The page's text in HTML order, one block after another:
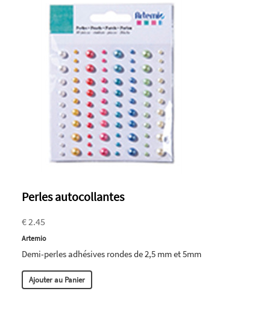
Perles autocollantes
€ 2.45
Artemio
Demi-perles adhésives rondes de 2,5 mm et 5mm
Ajouter au Panier